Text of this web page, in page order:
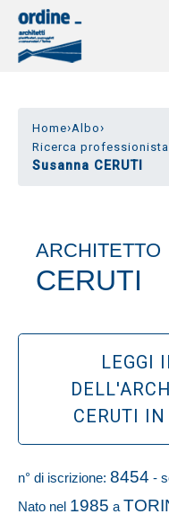
Home›Albo›
Ricerca professionista
Susanna CERUTI
ARCHITETTO
CERUTI
LEGGI
CERUTI
n° di iscrizione: 8454 -
Nato nel 1985 a